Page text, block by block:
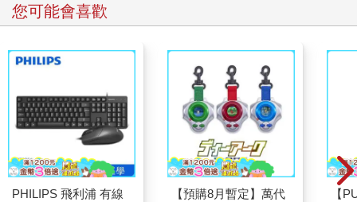
您可能會喜歡
PHILIPS 飛利浦 有線
【預購8月暫定】萬代
【